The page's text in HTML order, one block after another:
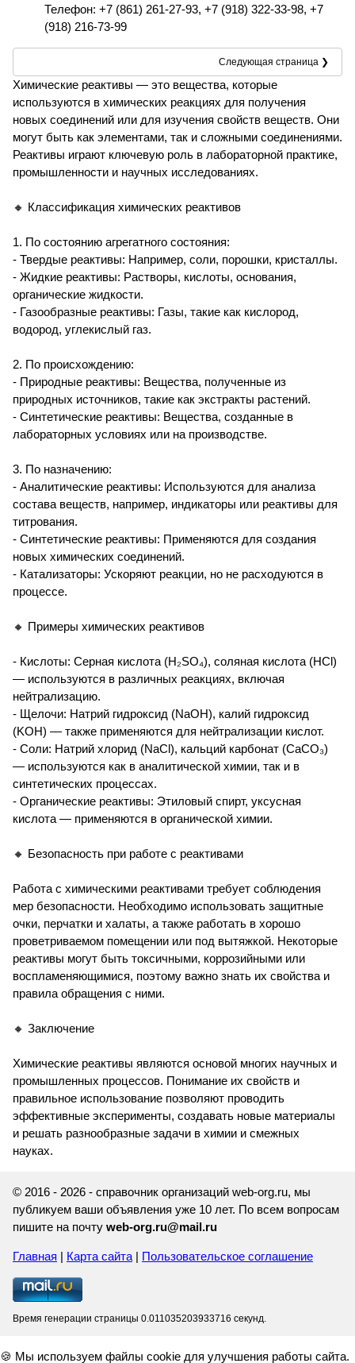
Телефон: +7 (861) 261-27-93, +7 (918) 322-33-98, +7
(918) 216-73-99
Следующая страница ❯
Химические реактивы — это вещества, которые
используются в химических реакциях для получения
новых соединений или для изучения свойств веществ. Они
могут быть как элементами, так и сложными соединениями.
Реактивы играют ключевую роль в лабораторной практике,
промышленности и научных исследованиях.
🔸 Классификация химических реактивов
1. По состоянию агрегатного состояния:
- Твердые реактивы: Например, соли, порошки, кристаллы.
- Жидкие реактивы: Растворы, кислоты, основания,
органические жидкости.
- Газообразные реактивы: Газы, такие как кислород,
водород, углекислый газ.
2. По происхождению:
- Природные реактивы: Вещества, полученные из
природных источников, такие как экстракты растений.
- Синтетические реактивы: Вещества, созданные в
лабораторных условиях или на производстве.
3. По назначению:
- Аналитические реактивы: Используются для анализа
состава веществ, например, индикаторы или реактивы для
титрования.
- Синтетические реактивы: Применяются для создания
новых химических соединений.
- Катализаторы: Ускоряют реакции, но не расходуются в
процессе.
🔸 Примеры химических реактивов
- Кислоты: Серная кислота (H₂SO₄), соляная кислота (HCl)
— используются в различных реакциях, включая
нейтрализацию.
- Щелочи: Натрий гидроксид (NaOH), калий гидроксид
(KOH) — также применяются для нейтрализации кислот.
- Соли: Натрий хлорид (NaCl), кальций карбонат (CaCO₃)
— используются как в аналитической химии, так и в
синтетических процессах.
- Органические реактивы: Этиловый спирт, уксусная
кислота — применяются в органической химии.
🔸 Безопасность при работе с реактивами
Работа с химическими реактивами требует соблюдения
мер безопасности. Необходимо использовать защитные
очки, перчатки и халаты, а также работать в хорошо
проветриваемом помещении или под вытяжкой. Некоторые
реактивы могут быть токсичными, коррозийными или
воспламеняющимися, поэтому важно знать их свойства и
правила обращения с ними.
🔸 Заключение
Химические реактивы являются основой многих научных и
промышленных процессов. Понимание их свойств и
правильное использование позволяют проводить
эффективные эксперименты, создавать новые материалы
и решать разнообразные задачи в химии и смежных
науках.
© 2016 - 2026 - справочник организаций web-org.ru, мы
публикуем ваши объявления уже 10 лет. По всем вопросам
пишите на почту web-org.ru@mail.ru
Главная | Карта сайта| Пользовательское соглашение
Время генерации страницы 0.011035203933716 секунд.
🍪 Мы используем файлы cookie для улучшения работы сайта.